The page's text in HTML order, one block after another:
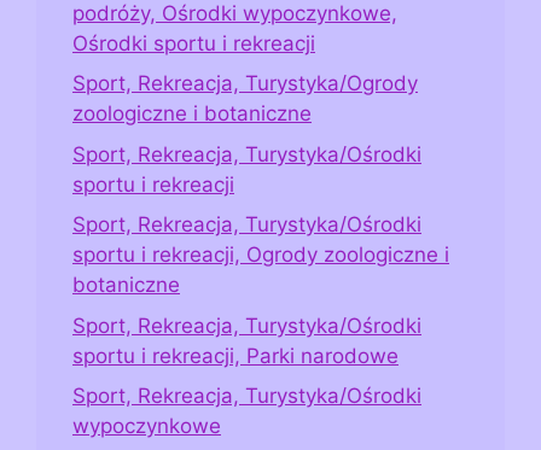
podróży, Ośrodki wypoczynkowe,
Ośrodki sportu i rekreacji
Sport, Rekreacja, Turystyka/Ogrody
zoologiczne i botaniczne
Sport, Rekreacja, Turystyka/Ośrodki
sportu i rekreacji
Sport, Rekreacja, Turystyka/Ośrodki
sportu i rekreacji, Ogrody zoologiczne i
botaniczne
Sport, Rekreacja, Turystyka/Ośrodki
sportu i rekreacji, Parki narodowe
Sport, Rekreacja, Turystyka/Ośrodki
wypoczynkowe